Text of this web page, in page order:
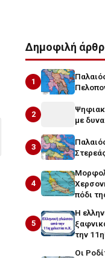
Δημοφιλή
1
2
με
3
4
πόδι
5
Η
την
Οι